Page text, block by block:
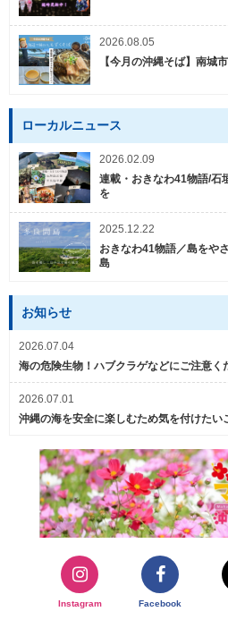
2026.08.05
【今月の沖縄そば】南城
ローカルニュース
2026.02.09
連載・おきなわ41物語/石
を
2025.12.22
おきなわ41物語／島をや
島
お知らせ
2026.07.04
海の危険生物！ハブクラゲなどにご注意く
2026.07.01
沖縄の海を安全に楽しむため気を付けたい
Instagram Facebook